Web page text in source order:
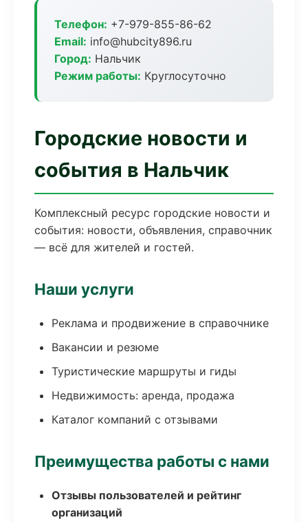
Телефон: +7-979-855-86-62
Email: info@hubcity896.ru
Город: Нальчик
Режим работы: Круглосуточно
Городские новости и
события в Нальчик
Комплексный ресурс городские новости и
события: новости, объявления, справочник
— всё для жителей и гостей.
Наши услуги
Реклама и продвижение в справочнике
Вакансии и резюме
Туристические маршруты и гиды
Недвижимость: аренда, продажа
Каталог компаний с отзывами
Преимущества работы с нами
Отзывы пользователей и рейтинг
организаций